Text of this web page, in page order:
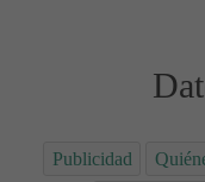
Publicidad